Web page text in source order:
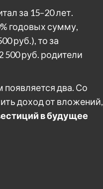
за 15–20 лет.
годовых сумму,
руб.), то за
500 руб. родители
появляется два. Со
доход от вложений,
в будущее